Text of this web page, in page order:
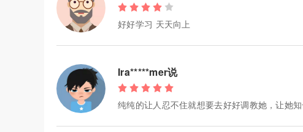
好好学习 天天向上
Ira*****mer说
纯纯的让人忍不住就想要去好好调教她，让她知